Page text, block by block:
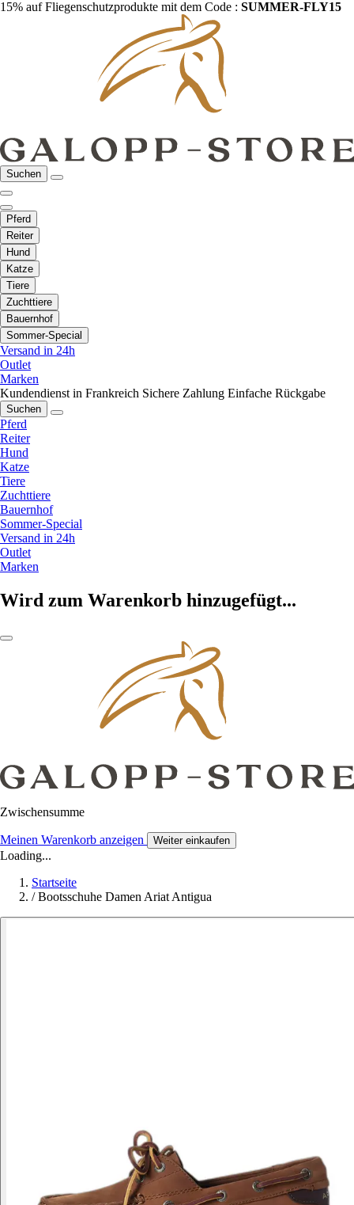
15% auf Fliegenschutzprodukte mit dem Code : SUMMER-FLY15
Suchen
Pferd
Reiter
Hund
Katze
Tiere
Zuchttiere
Bauernhof
Sommer-Special
Versand in 24h
Outlet
Marken
Kundendienst in Frankreich Sichere Zahlung Einfache Rückgabe
Suchen
Pferd
Reiter
Hund
Katze
Tiere
Zuchttiere
Bauernhof
Sommer-Special
Versand in 24h
Outlet
Marken
Wird zum Warenkorb hinzugefügt...
Zwischensumme
Meinen Warenkorb anzeigen Weiter einkaufen
Loading...
Startseite
/ Bootsschuhe Damen Ariat Antigua